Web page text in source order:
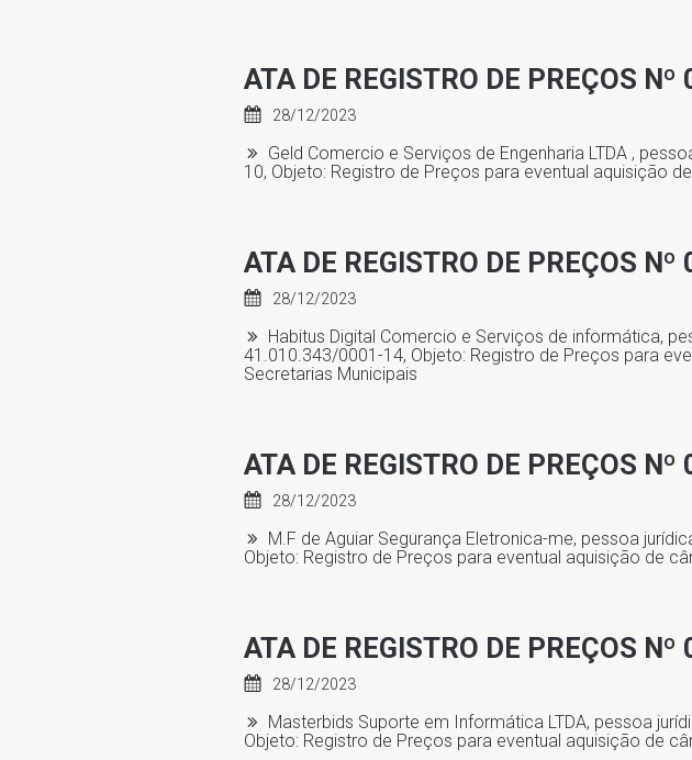
ATA DE REGISTRO DE PREÇOS
28/12/2023
Geld Comercio e Serviços de Engenharia LTDA ,
10, Objeto: Registro de Preços para eventual aquisição
ATA DE REGISTRO DE PREÇOS
28/12/2023
Habitus Digital Comercio e Serviços de informática,
41.010.343/0001-14, Objeto: Registro de Preços para
Secretarias Municipais
ATA DE REGISTRO DE PREÇOS
28/12/2023
M.F de Aguiar Segurança Eletronica-me, pessoa
Objeto: Registro de Preços para eventual aquisição de
ATA DE REGISTRO DE PREÇOS
28/12/2023
Masterbids Suporte em Informática LTDA, pessoa
Objeto: Registro de Preços para eventual aquisição de